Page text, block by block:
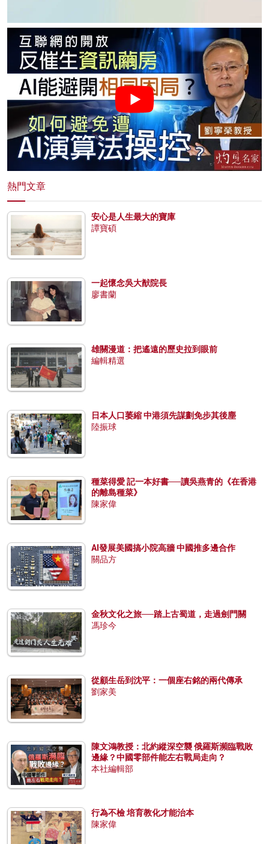
熱門文章
安心是人生最大的寶庫
譚寶碩
一起懷念吳大猷院長
廖書蘭
雄關漫道：把遙遠的歷史拉到眼前
編輯精選
日本人口萎縮 中港須先謀劃免步其後塵
陸振球
種菜得愛 記一本好書──讀吳燕青的《在香港
的離島種菜》
陳家偉
AI發展美國搞小院高牆 中國推多邊合作
關品方
金秋文化之旅──踏上古蜀道，走過劍門關
馮珍今
從顧生岳到沈平：一個座右銘的兩代傳承
劉家美
陳文鴻教授：北約縱深空襲 俄羅斯瀕臨戰敗
邊緣？中國零部件能左右戰局走向？
本社編輯部
行為不檢 培育教化才能治本
陳家偉